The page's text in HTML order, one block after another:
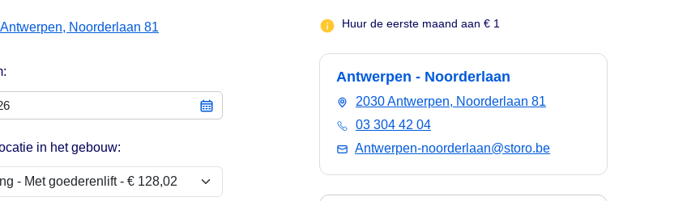
Noorderlaan 81
in het gebouw:
Huur de eerste maand aan € 1
Antwerpen - Noorderlaan
2030 Antwerpen, Noorderlaan 81
03 304 42 04
Antwerpen-noorderlaan@storo.be